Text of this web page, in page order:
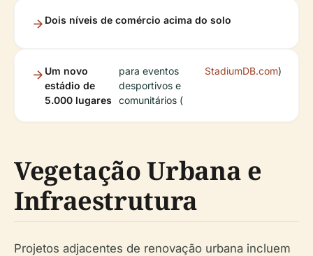
Dois níveis de comércio acima do solo
Um novo
estádio de
5.000 lugares
para eventos
desportivos e
comunitários (
StadiumDB.com)
Vegetação Urbana e
Infraestrutura
Projetos adjacentes de renovação urbana incluem